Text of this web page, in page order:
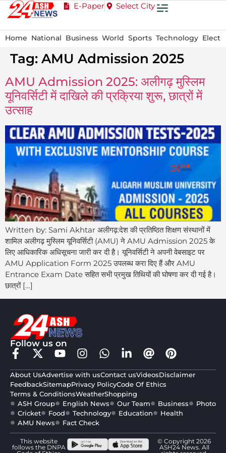
E-Paper Select City
Home National Business World Sports Technology
Tag: AMU Admission 2025
AMU Admission 2025: अलीगढ़ मुस्लिम
यूनिवर्सिटी में दाखिले की प्रक्रिया शुरू, छात्रों में
उत्साह
Written by: Sami Akhtar अलीगढ़:देश की प्रतिष्ठित शिक्षण संस्थानों में
शामिल अलीगढ़ मुस्लिम यूनिवर्सिटी (AMU) ने AMU Admission 2025 के
लिए आधिकारिक अधिसूचना जारी कर दी है। यूनिवर्सिटी ने अपनी वेबसाइट पर
AMU Application Form 2025 उपलब्ध करा दिए हैं और AMU
Entrance Exam Date सहित सभी प्रमुख तिथियों की घोषणा कर दी गई है।
छात्रों […]
Follow us on
About UsAdvertise with usContact usVideosDisclaimer
FeedbackSitemapPrivacy PolicyCode Of Ethics
Terms & ConditionsWeatherShopping
ASH Group
English News Our Team Business
Photo
Cricket
Food Technology Education
Health
AMU News
Fact Check
This website
follows the DNPA
© Copyright 2026
ASH24 News. All